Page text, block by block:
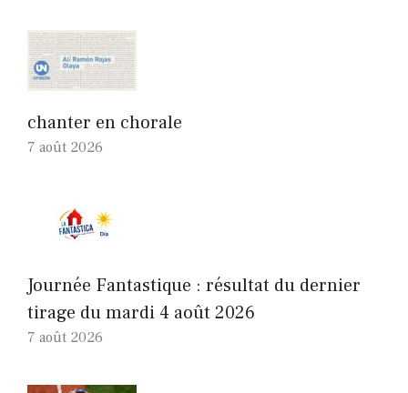
chanter en chorale
7 août 2026
Journée Fantastique : résultat du dernier
tirage du mardi 4 août 2026
7 août 2026